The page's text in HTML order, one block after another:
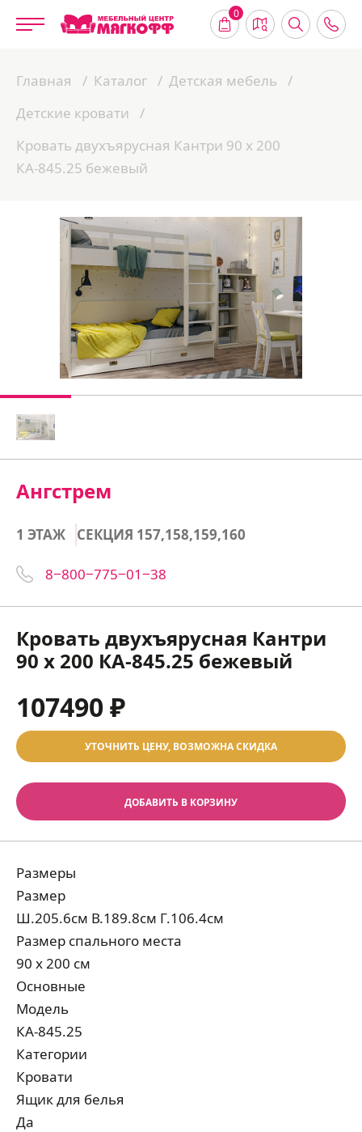
0
Главная Каталог
Детская мебель
Детские кровати
Кровать двухъярусная Кантри 90 х 200
КА-845.25 бежевый
Ангстрем
1 ЭТАЖ СЕКЦИЯ 157,158,159,160
8‒800‒775‒01‒38
Кровать двухъярусная Кантри
90 х 200 КА-845.25 бежевый
107490 ₽
УТОЧНИТЬ ЦЕНУ, ВОЗМОЖНА СКИДКА
ДОБАВИТЬ В КОРЗИНУ
Размеры
Размер
Ш.205.6см В.189.8см Г.106.4см
Размер спального места
90 х 200 см
Основные
Модель
КА-845.25
Категории
Кровати
Ящик для белья
Да